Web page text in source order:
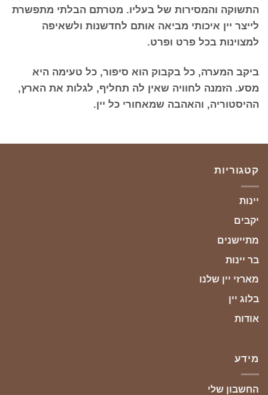
התשוקה והמסירות של בעליו. מטרתם הבלתי מתפשרת
לייצר יין איכותי מביאה אותם לחדשנות ולשאיפה
למצוינות בכל פרט ופרט.
ביקב המערה, כל בקבוק הוא סיפור, כל טעימה היא
מסע. הזמנה לחוויה שאין לה תחליף, לגלות את הארץ,
ההיסטוריה, והאהבה שמאחורי כל יין.
קטגוריות
יינות
יקבים
מתיישנים
בר יינות
מארזי יין שלנו
בלוג יין
אודות
מידע
החשבון שלי